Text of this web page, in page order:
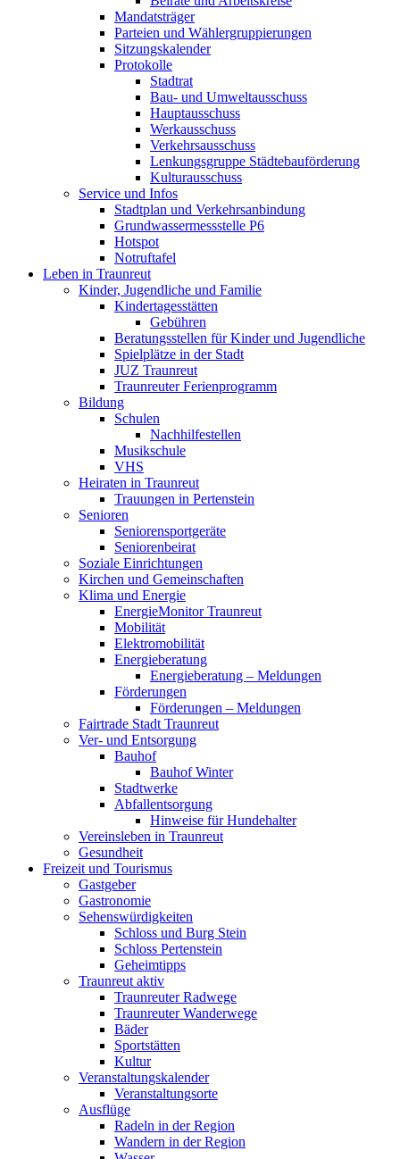
Mandatsträger
Parteien und Wählergruppierungen
Sitzungskalender
Protokolle
Stadtrat
Bau- und Umweltausschuss
Hauptausschuss
Werkausschuss
Verkehrsausschuss
Lenkungsgruppe Städtebauförderung
Kulturausschuss
Service und Infos
Stadtplan und Verkehrsanbindung
Grundwassermessstelle P6
Hotspot
Notruftafel
Leben in Traunreut
Kinder, Jugendliche und Familie
Kindertagesstätten
Gebühren
Beratungsstellen für Kinder und Jugendliche
Spielplätze in der Stadt
JUZ Traunreut
Traunreuter Ferienprogramm
Bildung
Schulen
Nachhilfestellen
Musikschule
VHS
Heiraten in Traunreut
Trauungen in Pertenstein
Senioren
Seniorensportgeräte
Seniorenbeirat
Soziale Einrichtungen
Kirchen und Gemeinschaften
Klima und Energie
EnergieMonitor Traunreut
Mobilität
Elektromobilität
Energieberatung
Energieberatung – Meldungen
Förderungen
Förderungen – Meldungen
Fairtrade Stadt Traunreut
Ver- und Entsorgung
Bauhof
Bauhof Winter
Stadtwerke
Abfallentsorgung
Hinweise für Hundehalter
Vereinsleben in Traunreut
Gesundheit
Freizeit und Tourismus
Gastgeber
Gastronomie
Sehenswürdigkeiten
Schloss und Burg Stein
Schloss Pertenstein
Geheimtipps
Traunreut aktiv
Traunreuter Radwege
Traunreuter Wanderwege
Bäder
Sportstätten
Kultur
Veranstaltungskalender
Veranstaltungsorte
Ausflüge
Radeln in der Region
Wandern in der Region